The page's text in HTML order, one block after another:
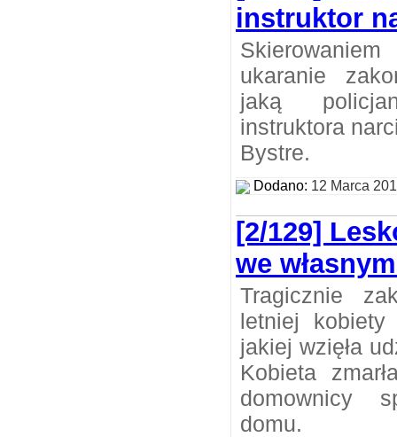
instruktor
ukaranie
jaką
instruktora
Bystre.
Dodano: 12 Marca
[2/129]
we
Tragicznie
letniej
jakiej wzięła
Kobieta
domownicy
domu.